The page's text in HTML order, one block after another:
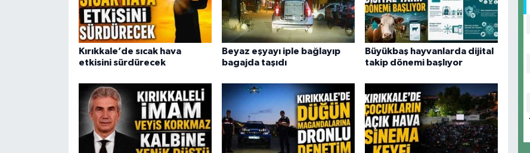
Kırıkkale’de sıcak hava
etkisini sürdürecek
Beyaz eşyayı iple bağlayıp
bagajda taşıdı
Büyükbaş hayvanlarda dijital
takip dönemi başlıyor